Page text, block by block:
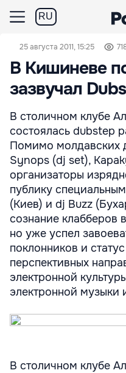
RU
25 августа 2011, 15:25
В Кишиневе
зазвучал
В столичном клубе
состоялась dubstep
Помимо молдавских
Synops (dj set),
организаторы
публику
(Киев) и dj Buzz
сознание клабберов
но уже успел
поклонников и
перспективных
электронной
электронной музыки
В столичном клубе